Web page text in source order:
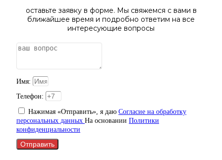
оставьте заявку в форме. Мы свяжемся с вами в
ближайшее время и подробно ответим на все
интересующие вопросы
Имя:
Телефон:
Нажимая «Отправить», я даю Согласие на обработку
персональных данных На основании Политики
конфиденциальности
Отправить